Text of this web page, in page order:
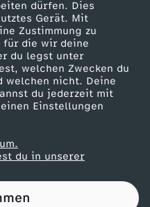
dürfen. Dies
Gerät. Mit
Zustimmung zu
für die wir deine
du legst unter
welchen Zwecken du
welchen nicht. Deine
du jederzeit mit
Einstellungen
du in unserer